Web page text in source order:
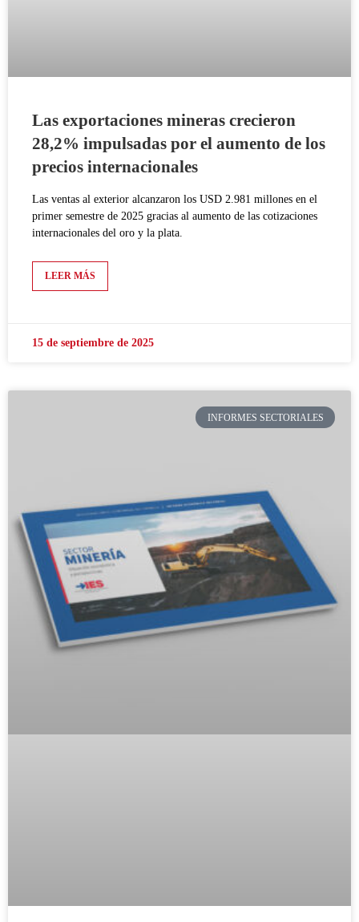
Las exportaciones mineras crecieron
28,2% impulsadas por el aumento de los
precios internacionales
Las ventas al exterior alcanzaron los USD 2.981 millones en el
primer semestre de 2025 gracias al aumento de las cotizaciones
internacionales del oro y la plata.
LEER MÁS
15 de septiembre de 2025
INFORMES SECTORIALES